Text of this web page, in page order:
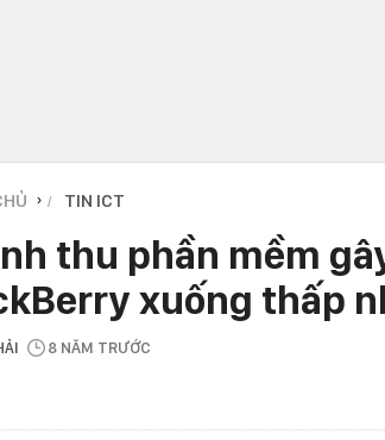
› TIN ICT
thu phần mềm
xuống thấp
8 NĂM TRƯỚC